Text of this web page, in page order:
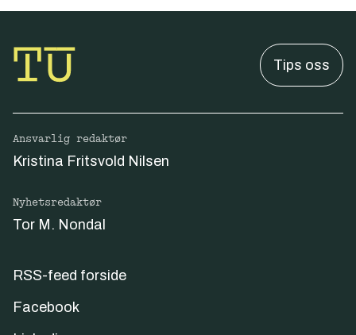
Tips oss
Ansvarlig redaktør
Kristina Fritsvold Nilsen
Nyhetsredaktør
Tor M. Nondal
RSS-feed forside
Facebook